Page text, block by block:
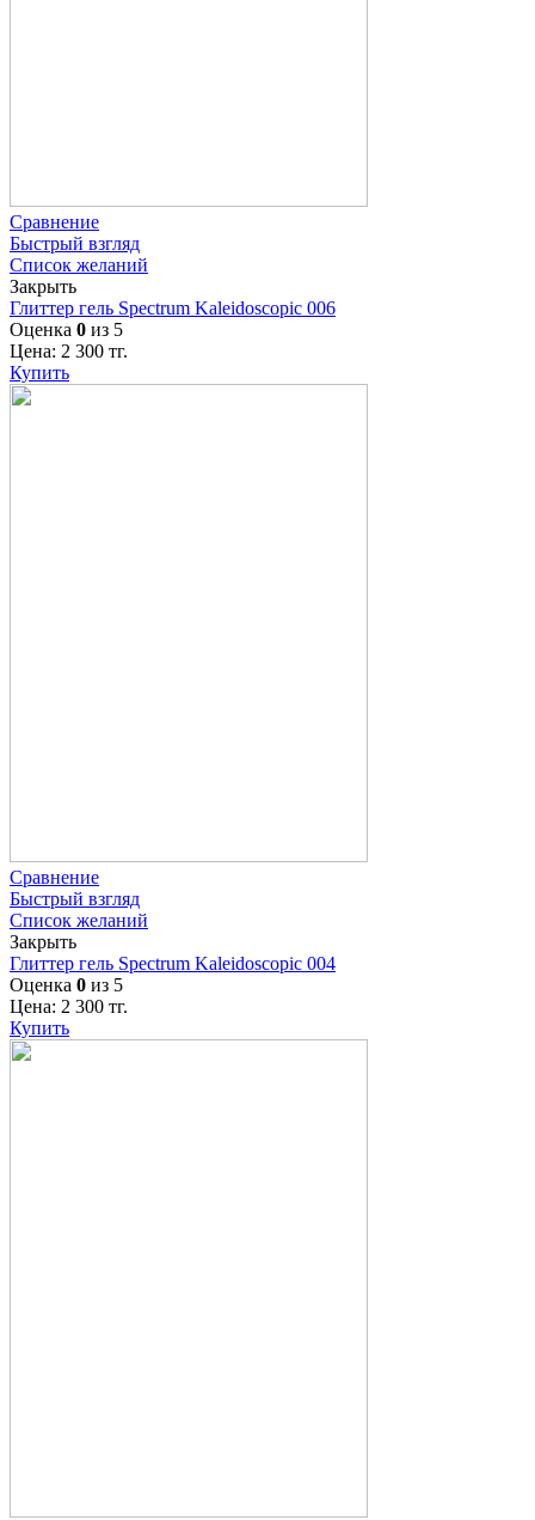
Сравнение
Быстрый взгляд
Список желаний
Закрыть
Глиттер гель Spectrum Kaleidoscopic 006
Оценка 0 из 5
Цена: 2 300 тг.
Купить
Сравнение
Быстрый взгляд
Список желаний
Закрыть
Глиттер гель Spectrum Kaleidoscopic 004
Оценка 0 из 5
Цена: 2 300 тг.
Купить